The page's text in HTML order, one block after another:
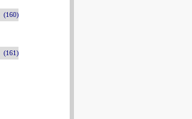
(160)
(161)